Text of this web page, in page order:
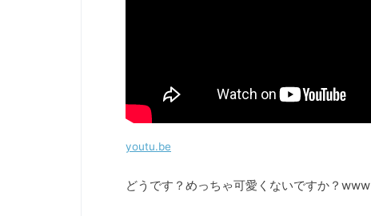
youtu.be
どうです？めっちゃ可愛くないですか？www